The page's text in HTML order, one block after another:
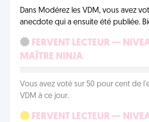
Dans Modérez les VDM, vous avez
anecdote qui a ensuite été publiée.
FERVENT LECTEUR —
MAÎTRE NINJA
Vous avez voté sur 50 pour cent de
VDM à ce jour.
FERVENT LECTEUR —